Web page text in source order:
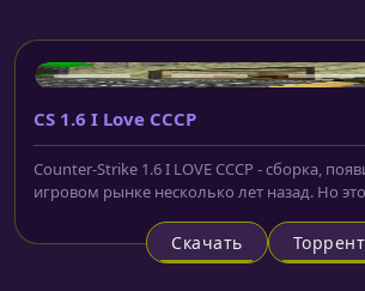
CS 1.6 I Love CCCP
Counter-Strike 1.6 I LOVE CCCP - сборка,
игровом рынке несколько лет назад. Но
Скачать Торрент